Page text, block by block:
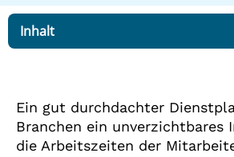
Inhalt
Ein gut durchdachter
Branchen ein unverzichtbares
die Arbeitszeiten der